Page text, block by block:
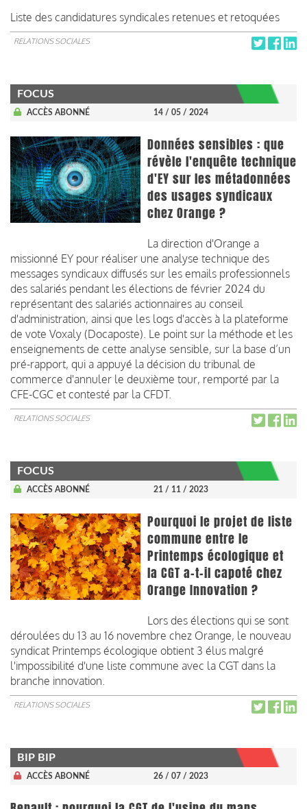
Liste des candidatures syndicales retenues et retoquées
RELATIONS SOCIALES
FOCUS
ACCÈS ABONNÉ 14 / 05 / 2024
Données sensibles : que
révèle l'enquête technique
d'EY sur les métadonnées
des usages syndicaux
chez Orange ?
La direction d'Orange a
missionné EY pour réaliser une analyse technique des
messages syndicaux diffusés sur les emails professionnels
des salariés pendant les élections de février 2024 du
représentant des salariés actionnaires au conseil
d'administration, ainsi que les logs d'accès à la plateforme
de vote Voxaly (Docaposte). Le point sur la méthode et les
enseignements de cette analyse sensible, sur la base d’un
pré-rapport, qui a appuyé la décision du tribunal de
commerce d'annuler le deuxième tour, remporté par la
CFE-CGC et contesté par la CFDT.
RELATIONS SOCIALES
FOCUS
ACCÈS ABONNÉ 21 / 11 / 2023
Pourquoi le projet de liste
commune entre le
Printemps écologique et
la CGT a-t-il capoté chez
Orange Innovation ?
Lors des élections qui se sont
déroulées du 13 au 16 novembre chez Orange, le nouveau
syndicat Printemps écologique obtient 3 élus malgré
l'impossibilité d'une liste commune avec la CGT dans la
branche innovation.
RELATIONS SOCIALES
BIP BIP
ACCÈS ABONNÉ 26 / 07 / 2023